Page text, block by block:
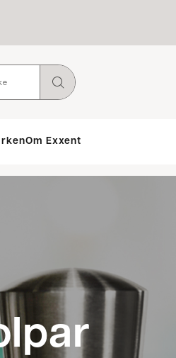
Om Exxent